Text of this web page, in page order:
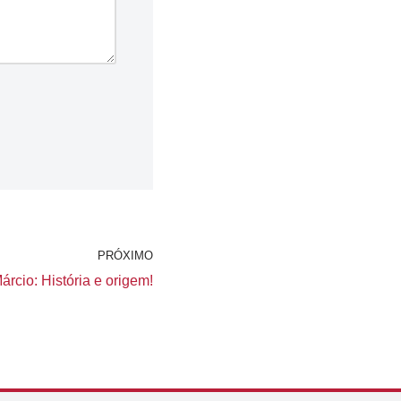
PRÓXIMO
História e origem!